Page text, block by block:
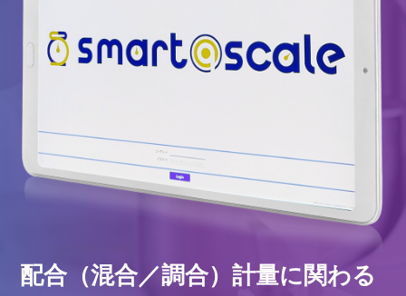
配合（混合／調合）計量に関わる